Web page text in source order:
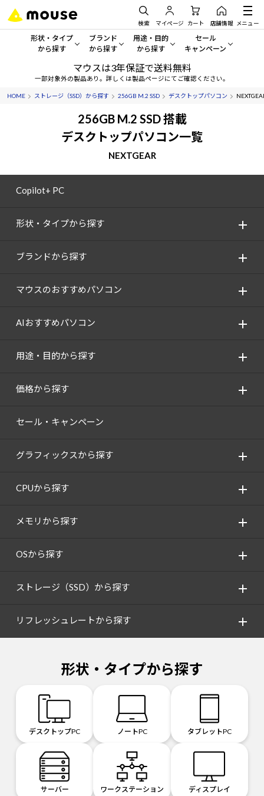
検索 マイページ カート 店舗情報 メニュー
形状・タイプ
から探す
形状・タイプから探す をすべてみる
デスクトップPC
サーバー
ブランド
から探す
mouse
G TUNE
用途・目的
から探す
一般向けパソコン
ゲーミングPC・ゲーム向けパソコン
クリエイティブ向け
ビジネス向けパソコン
セール
キャンペーン
セール・キャンペー
期間限定セール
アウトレットパソコン
マウスは3年保証で送料無料
一部対象外の製品あり。詳しくは製品ページにてご確認ください。
HOME ストレージ（SSD）から探す 256GB M.2 SSD デスクトップパソコン
256GB M.2 SSD 搭載
デスクトップパソコン一覧
NEXTGEAR
Copilot+ PC
形状・タイプから探す
ブランドから探す
マウスのおすすめパソコン
AIおすすめパソコン
用途・目的から探す
価格から探す
セール・キャンペーン
グラフィックスから探す
CPUから探す
メモリから探す
OSから探す
ストレージ（SSD）から探す
リフレッシュレートから探す
形状・タイプから探す
デスクトップPC ノートPC タブレットPC
サーバー ワークステーション ディスプレイ